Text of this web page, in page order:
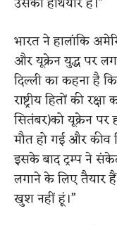
भारत ने हालांकि
और यूक्रेन युद्ध पर
दिल्ली का कहना है
राष्ट्रीय हितों की
सितंबर)को यूक्रेन पर
मौत हो गई और कीव
इसके बाद ट्रम्प ने
लगाने के लिए तैयार
खुश नहीं हूं।”